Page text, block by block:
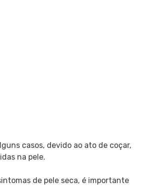
casos, devido ao ato de coçar,
na pele.
de pele seca, é importante